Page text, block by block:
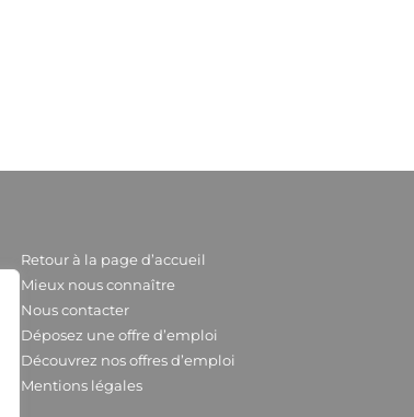
Retour à la page d’accueil
Mieux nous connaître
Nous contacter
Déposez une offre d’emploi
Découvrez nos offres d’emploi
Mentions légales